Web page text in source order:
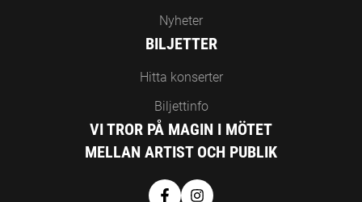
Nyheter
BILJETTER
Hitta konserter
Biljettinfo
VI TROR PÅ MAGIN I MÖTET
MELLAN ARTIST OCH PUBLIK